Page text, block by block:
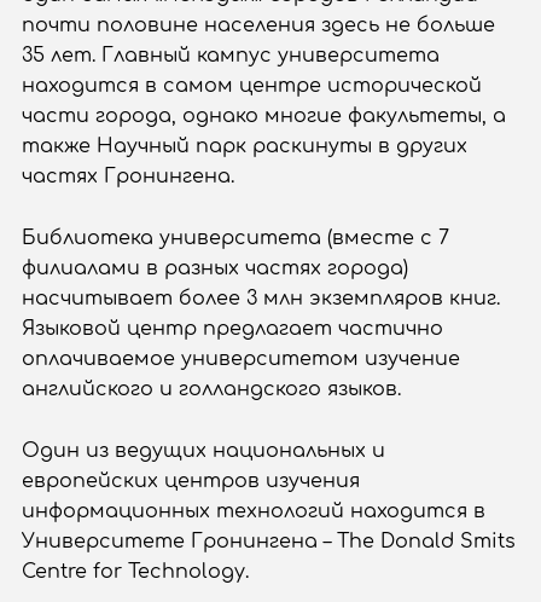
почти половине населения здесь не больше
35 лет. Главный кампус университета
находится в самом центре исторической
части города, однако многие факультеты, а
также Научный парк раскинуты в других
частях Гронингена.
Библиотека университета (вместе с 7
филиалами в разных частях города)
насчитывает более 3 млн экземпляров книг.
Языковой центр предлагает частично
оплачиваемое университетом изучение
английского и голландского языков.
Один из ведущих национальных и
европейских центров изучения
информационных технологий находится в
Университете Гронингена – The Donald Smits
Centre for Technology.